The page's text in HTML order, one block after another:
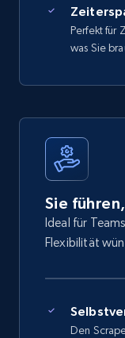
Perfekt für
was Sie
Sie
Ideal für
Flexibilität
Den